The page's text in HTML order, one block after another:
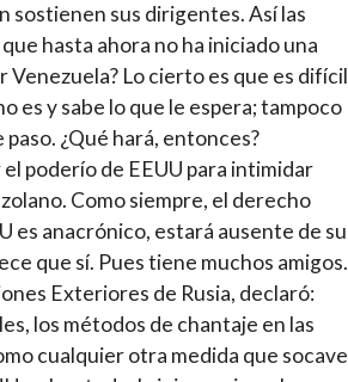
sostienen sus dirigentes. Así las
hasta ahora no ha iniciado una
Venezuela? Lo cierto es que es difícil
es y sabe lo que le espera; tampoco
¿Qué hará, entonces?
poderío de EEUU para intimidar
Como siempre, el derecho
es anacrónico, estará ausente de su
que sí. Pues tiene muchos amigos.
Exteriores de Rusia, declaró:
los métodos de chantaje en las
cualquier otra medida que socave